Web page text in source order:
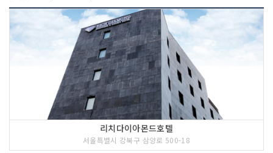
리치다이아몬드호텔
서울특별시 강북구 삼양로 500-18